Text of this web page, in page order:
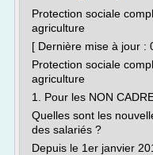
Protection sociale
agriculture
[ Dernière mise à jour :
Protection sociale
agriculture
1. Pour les NON
Quelles sont les
des salariés ?
Depuis le 1er janvier